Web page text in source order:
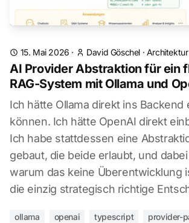
15. Mai 2026 · David Göschel · Architektur
AI Provider Abstraktion für ein
RAG-System mit Ollama und
Ich hätte Ollama direkt ins Backend
können. Ich hätte OpenAI direkt
Ich habe stattdessen eine
gebaut, die beide erlaubt, und
warum das keine Überentwicklung
die einzig strategisch richtige
ollama openai typescript
provider-